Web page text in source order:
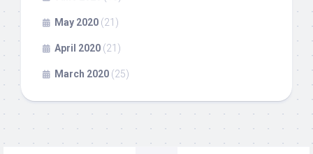
May 2020 (21)
April 2020 (21)
March 2020 (25)